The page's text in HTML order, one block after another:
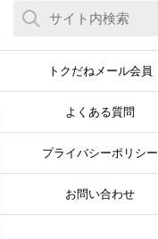
トクだねメール会員
よくある質問
プライバシーポリシー
お問い合わせ